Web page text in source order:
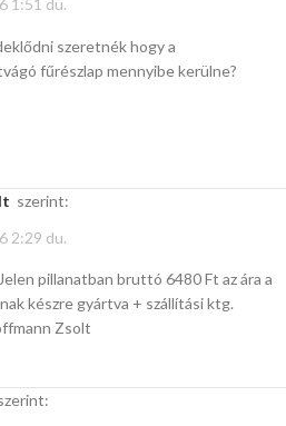
1:51 du.
szeretnék hogy a
fűrészlap mennyibe kerülne?
szerint:
2:29 du.
pillanatban bruttó 6480 Ft az ára a
készre gyártva + szállítási ktg.
Zsolt